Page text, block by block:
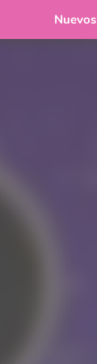
Nuevos